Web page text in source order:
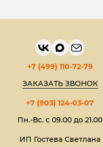
+7 (499) 110-72-79
ЗАКАЗАТЬ ЗВОНОК
+7 (903) 124-03-07
Пн.-Вс. с 09.00 до 21.00
ИП Гостева Светлана